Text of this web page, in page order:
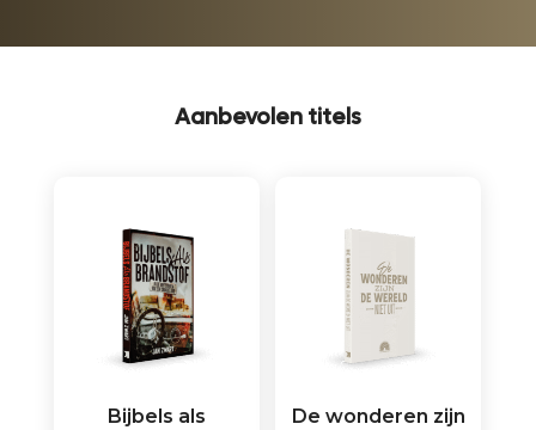
Aanbevolen titels
Bijbels als
De wonderen zijn